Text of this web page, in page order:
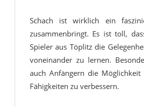
Schach ist wirklich ein
zusammenbringt. Es ist toll,
Spieler aus Töplitz die
voneinander zu lernen.
auch Anfängern die
Fähigkeiten zu verbessern.